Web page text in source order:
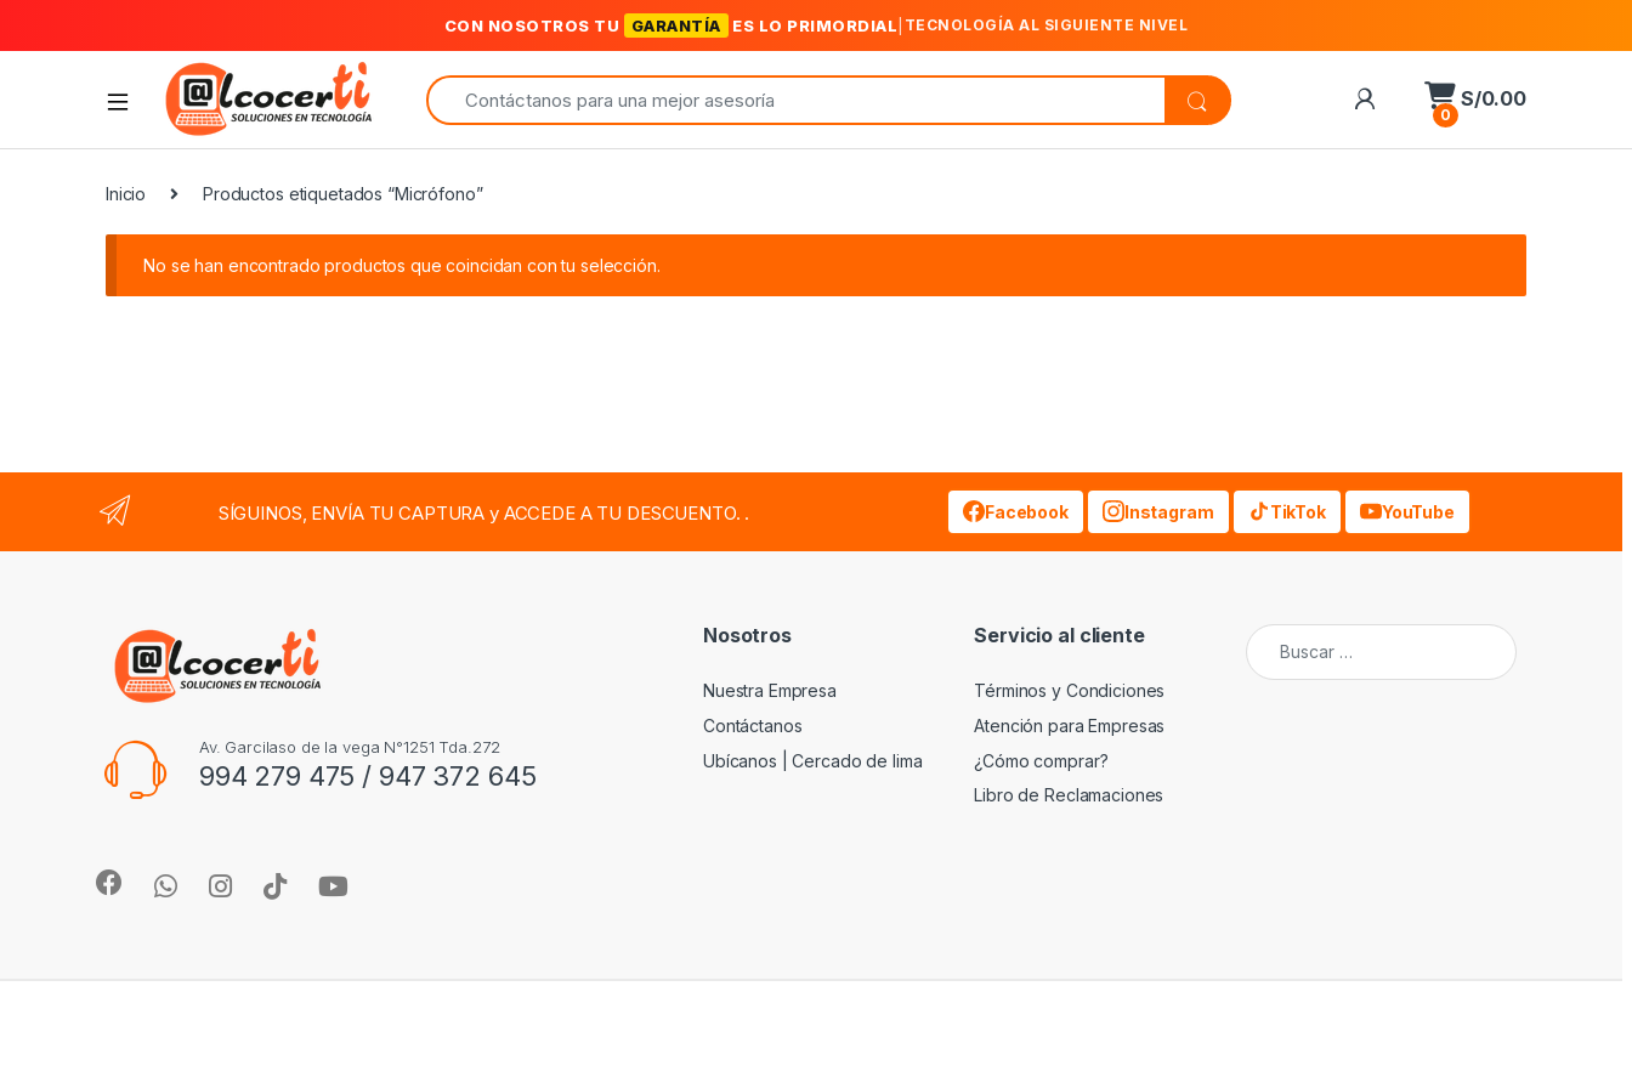
CON NOSOTROS TU GARANTÍA ES LO PRIMORDIAL TECNOLOGÍA AL SIGUIENTE NIVEL
Search for:
0
S/0.00
Inicio Productos etiquetados “Micrófono”
No se han encontrado productos que coincidan con tu selección.
SÍGUINOS, ENVÍA TU CAPTURA y ACCEDE A TU DESCUENTO. . Facebook Instagram TikTok YouTube
Av. Garcilaso de la vega N°1251 Tda.272
994 279 475 / 947 372 645
Nosotros
Nuestra Empresa
Contáctanos
Ubícanos | Cercado de lima
Servicio al cliente
Términos y Condiciones
Atención para Empresas
¿Cómo comprar?
Libro de Reclamaciones
Buscar: